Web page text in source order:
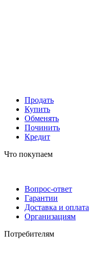
Продать
Купить
Обменять
Починить
Кредит
Что покупаем
Вопрос-ответ
Гарантии
Доставка и оплата
Организациям
Потребителям